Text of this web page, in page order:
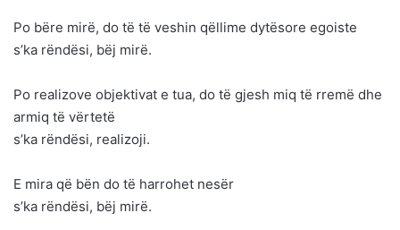
Po bëre mirë, do të të veshin qëllime dytësore egoiste
s’ka rëndësi, bëj mirë.
Po realizove objektivat e tua, do të gjesh miq të rremë dhe
armiq të vërtetë
s’ka rëndësi, realizoji.
E mira që bën do të harrohet nesër
s’ka rëndësi, bëj mirë.